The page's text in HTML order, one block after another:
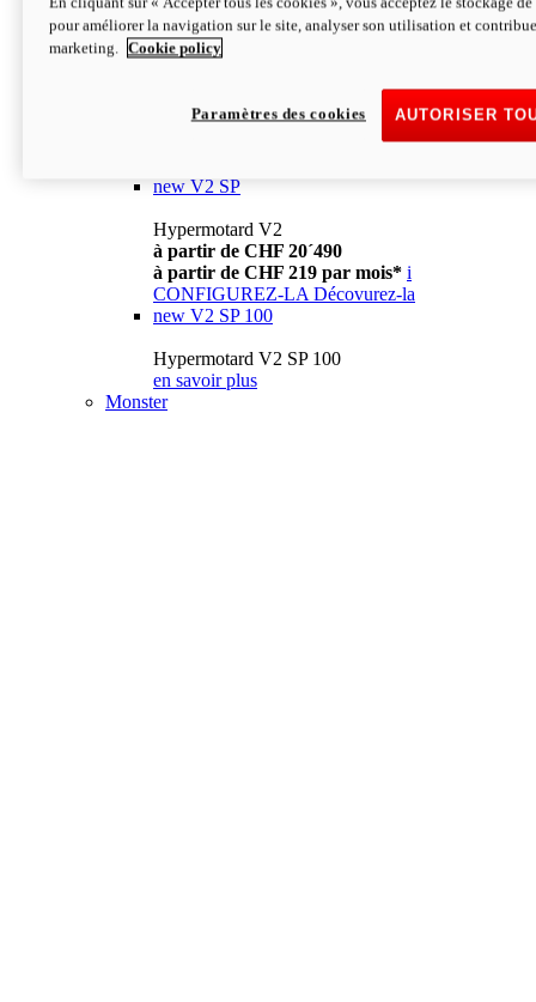
à partir de CHF 13´990 i
CONFIGUREZ-LA Décovurez-la
newV2
à partir de CHF 15´990
à partir de CHF 169 par mois* i
new V2 SP
Hypermotard V2
à partir de CHF 20´490
à partir de CHF 219 par mois* i
CONFIGUREZ-LA Décovurez-la
new V2 SP 100
Hypermotard V2 SP 100
en savoir plus
Monster
pour améliorer la navigation sur le site, analyser son utilisation et
marketing.
Cookie policy
AUTORISER
Paramètres des cookies